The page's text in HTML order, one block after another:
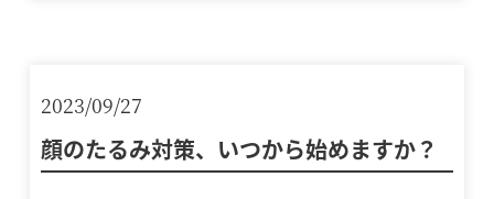
2023/09/27
顔のたるみ対策、いつから始めますか？